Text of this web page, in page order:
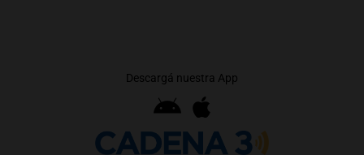
Descargá nuestra App